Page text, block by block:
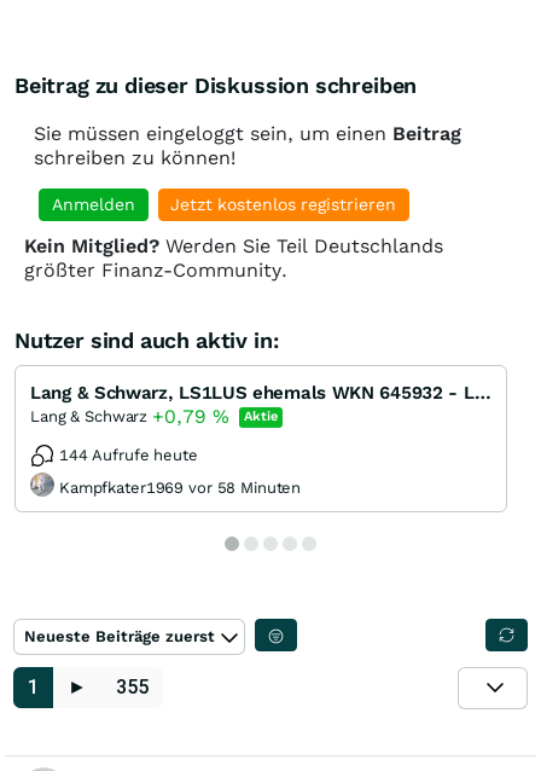
Beitrag zu dieser Diskussion schreiben
Sie müssen eingeloggt sein, um einen Beitrag
schreiben zu können!
Anmelden Jetzt kostenlos registrieren
Kein Mitglied? Werden Sie Teil Deutschlands
größter Finanz-Community.
Nutzer sind auch aktiv in:
Lang & Schwarz, LS1LUS ehemals WKN 645932 - LS-X
Lang & Schwarz +0,79% Aktie
144 Aufrufe heute
Kampfkater1969 vor 58 Minuten
Neueste Beiträge zuerst
1 ► 355